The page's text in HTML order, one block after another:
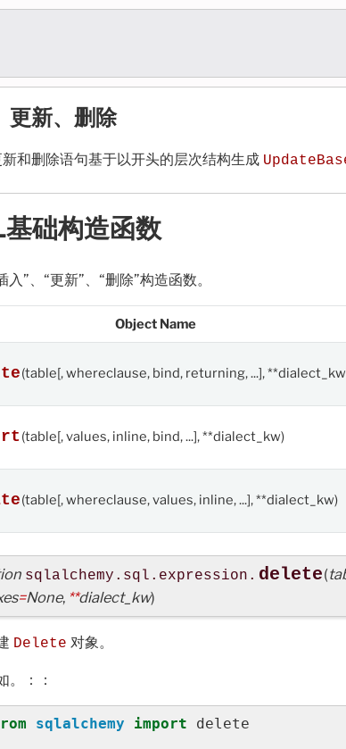
更新、删除
和删除语句基于以开头的层次结构生成
础构造函数
入”、“更新”、“删除”构造函数。
Object Name
(table[, whereclause, bind, returning, ...],
(table[, values, inline, bind, ...], **dialect_kw)
(table[, whereclause, values, inline, ...], **dialect_kw)
sqlalchemy.sql.expression. delete(
=None, **dialect_kw)
Delete 对象。
。：：
sqlalchemy import delete